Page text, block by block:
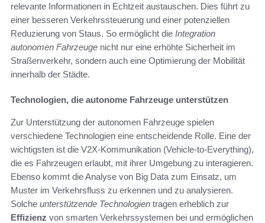
relevante Informationen in Echtzeit austauschen. Dies führt zu
einer besseren Verkehrssteuerung und einer potenziellen
Reduzierung von Staus. So ermöglicht die Integration
autonomen Fahrzeuge nicht nur eine erhöhte Sicherheit im
Straßenverkehr, sondern auch eine Optimierung der Mobilität
innerhalb der Städte.
Technologien, die autonome Fahrzeuge unterstützen
Zur Unterstützung der autonomen Fahrzeuge spielen
verschiedene Technologien eine entscheidende Rolle. Eine der
wichtigsten ist die V2X-Kommunikation (Vehicle-to-Everything),
die es Fahrzeugen erlaubt, mit ihrer Umgebung zu interagieren.
Ebenso kommt die Analyse von Big Data zum Einsatz, um
Muster im Verkehrsfluss zu erkennen und zu analysieren.
Solche unterstützende Technologien tragen erheblich zur
Effizienz von smarten Verkehrssystemen bei und ermöglichen